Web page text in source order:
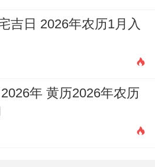
吉日 2026年农历1月入
年 黄历2026年农历